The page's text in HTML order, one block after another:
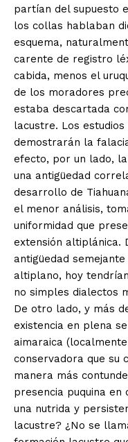
partían del supuesto
los collas hablaban
esquema,
carente de registro
cabida, menos el
de los moradores
estaba descartada
lacustre. Los
demostrarán la
efecto, por un lado,
una antigüedad
desarrollo de
el menor análisis,
uniformidad que
extensión altiplánica.
antigüedad
altiplano, hoy
no simples dialectos
De otro lado, y más
existencia en plena
aimaraica
conservadora que su
manera más
presencia puquina
una nutrida y
lacustre? ¿No se